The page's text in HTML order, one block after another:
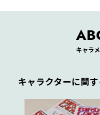
キャラ
キャラクターに関